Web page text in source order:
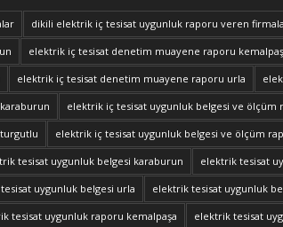
dikili elektrik iç tesisat uygunluk raporu veren
elektrik iç tesisat denetim muayene raporu
elektrik iç tesisat denetim muayene raporu urla
elektrik iç tesisat uygunluk belgesi ve ölçüm
elektrik iç tesisat uygunluk belgesi ve ölçüm
tesisat uygunluk belgesi karaburun elektrik tesisat
uygunluk belgesi urla elektrik tesisat uygunluk
tesisat uygunluk raporu kemalpaşa elektrik tesisat